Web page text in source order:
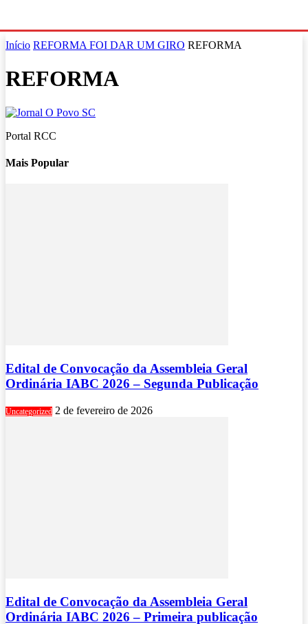
Início REFORMA FOI DAR UM GIRO REFORMA
REFORMA
Portal RCC
Mais Popular
Edital de Convocação da Assembleia Geral
Ordinária IABC 2026 – Segunda Publicação
Uncategorized 2 de fevereiro de 2026
Edital de Convocação da Assembleia Geral
Ordinária IABC 2026 – Primeira publicação